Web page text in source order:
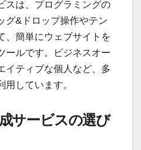
スは、プログラミングの
グ&ドロップ操作やテン
、簡単にウェブサイトを
ールです。ビジネスオー
イティブな個人など、多
しています。
サービスの選び